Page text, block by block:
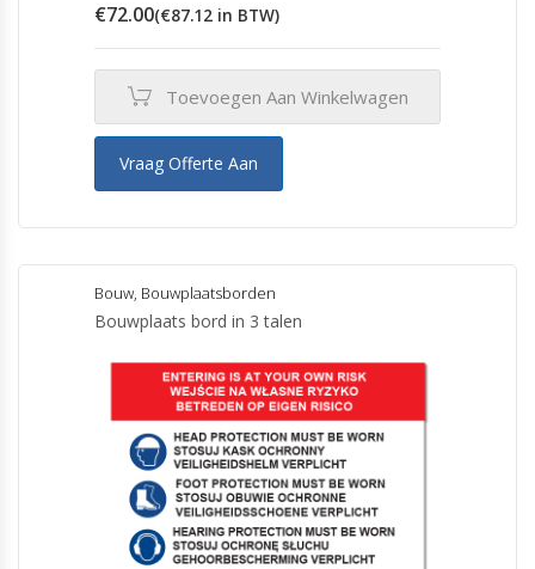
€72.00(€87.12 in BTW)
Toevoegen Aan Winkelwagen
Vraag Offerte Aan
Bouw, Bouwplaatsborden
Bouwplaats bord in 3 talen